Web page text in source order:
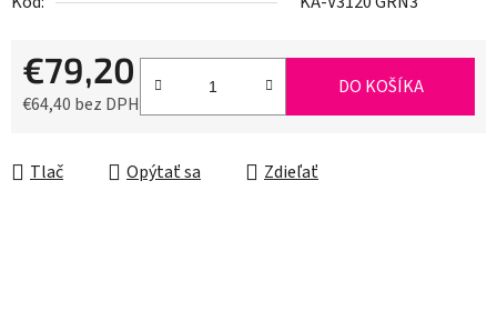
€79,20
€64,40 bez DPH
DO KOŠÍKA
Tlač Opýtať sa Zdieľať